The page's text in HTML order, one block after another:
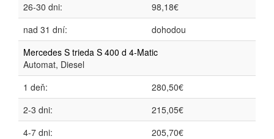
26-30 dni:
98,18€
nad 31 dní:
dohodou
Mercedes S trieda S 400 d 4-Matic
Automat, Diesel
1 deň:
280,50€
2-3 dni:
215,05€
4-7 dni:
205,70€